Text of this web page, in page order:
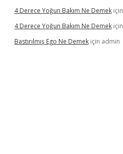
4 Derece Yoğun Bakım Ne Demek için
4 Derece Yoğun Bakım Ne Demek için
Bastırılmış Ego Ne Demek için admin